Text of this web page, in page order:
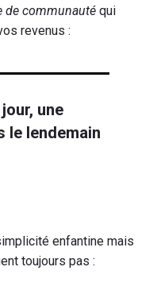
de communauté qui
revenus :
une
le lendemain
enfantine mais
toujours pas :